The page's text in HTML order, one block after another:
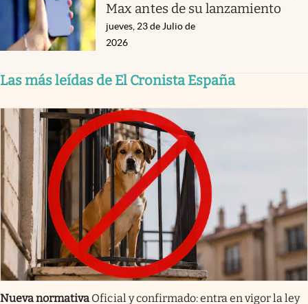
Max antes de su lanzamiento
jueves, 23 de Julio de
2026
Las más leídas de El Cronista España
Nueva normativa Oficial y confirmado: entra en vigor la ley